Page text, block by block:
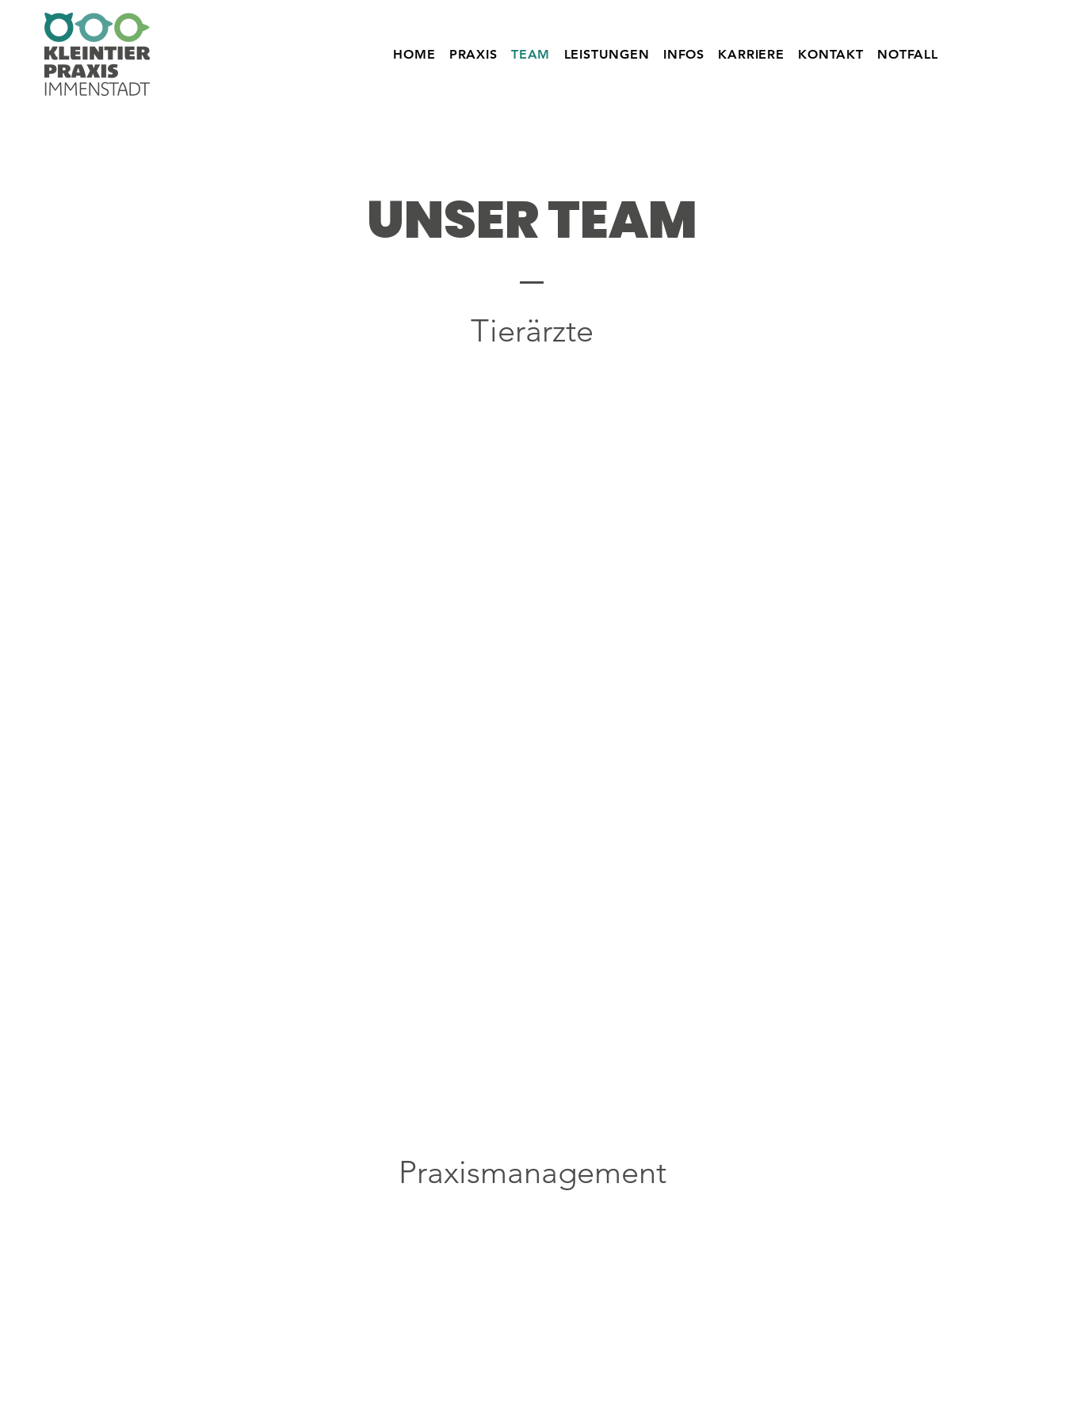
HOME PRAXIS TEAM LEISTUNGEN INFOS KARRIERE KONTAKT NOTFALL
UNSER TEAM
Tierärzte
Praxismanagement